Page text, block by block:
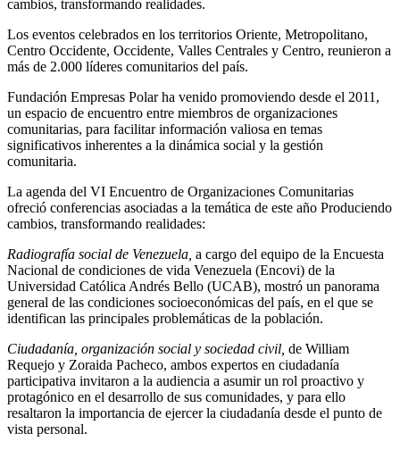
cambios, transformando realidades.
Los eventos celebrados en los territorios Oriente, Metropolitano,
Centro Occidente, Occidente, Valles Centrales y Centro, reunieron a
más de 2.000 líderes comunitarios del país.
Fundación Empresas Polar ha venido promoviendo desde el 2011,
un espacio de encuentro entre miembros de organizaciones
comunitarias, para facilitar información valiosa en temas
significativos inherentes a la dinámica social y la gestión
comunitaria.
La agenda del VI Encuentro de Organizaciones Comunitarias
ofreció conferencias asociadas a la temática de este año Produciendo
cambios, transformando realidades:
Radiografía social de Venezuela, a cargo del equipo de la Encuesta
Nacional de condiciones de vida Venezuela (Encovi) de la
Universidad Católica Andrés Bello (UCAB), mostró un panorama
general de las condiciones socioeconómicas del país, en el que se
identifican las principales problemáticas de la población.
Ciudadanía, organización social y sociedad civil, de William
Requejo y Zoraida Pacheco, ambos expertos en ciudadanía
participativa invitaron a la audiencia a asumir un rol proactivo y
protagónico en el desarrollo de sus comunidades, y para ello
resaltaron la importancia de ejercer la ciudadanía desde el punto de
vista personal.